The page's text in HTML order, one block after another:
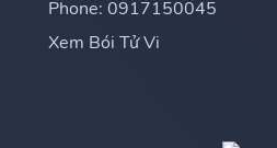
Phone: 0917150045
Xem Bói Tử Vi